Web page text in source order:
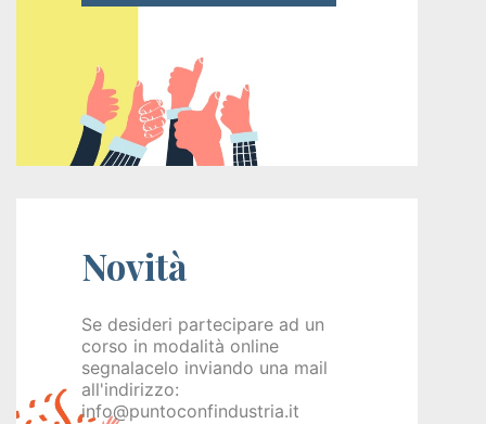
finanziati
Tuttostage
Persona
Programma
GOL
Novità
Se desideri partecipare ad un
corso in modalità online
segnalacelo inviando una mail
all'indirizzo:
info@puntoconfindustria.it